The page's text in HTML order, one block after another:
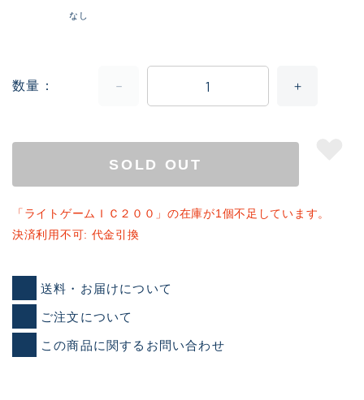
なし
数量
SOLD OUT
「ライトゲームＩＣ２００」の在庫が1個不足しています。
決済利用不可: 代金引換
送料・お届けについて
ご注文について
この商品に関するお問い合わせ